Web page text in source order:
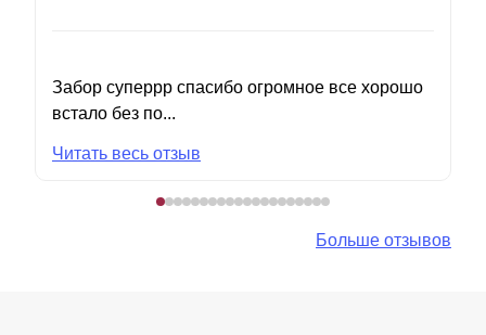
Забор суперрр спасибо огромное все хорошо
встало без по...
Читать весь отзыв
Больше отзывов